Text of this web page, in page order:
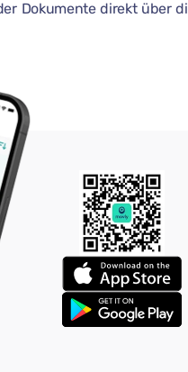
Dokumente direkt über